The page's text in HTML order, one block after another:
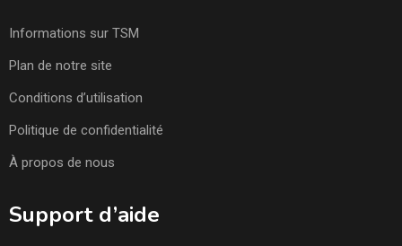
Informations sur TSM
Plan de notre site
Conditions d’utilisation
Politique de confidentialité
À propos de nous
Support d’aide